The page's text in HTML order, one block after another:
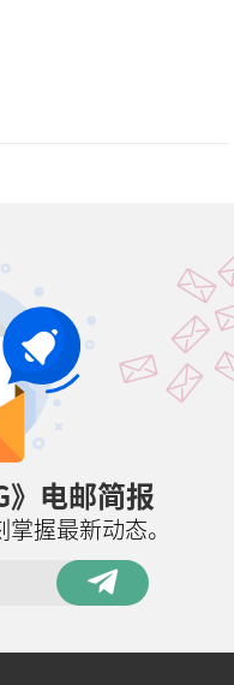
》电邮简报
握最新动态。